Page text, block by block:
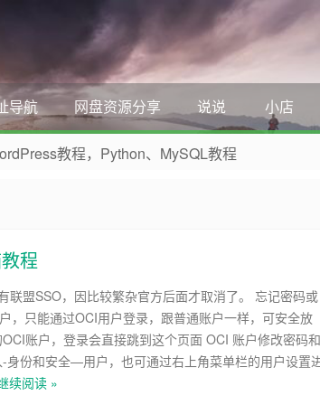
导航 网盘资源分享 说说 小店
教程，Python、MySQL教程
程
联盟SSO，因比较繁杂官方后面才取消了。 忘记密码或
，只能通过OCI用户登录，跟普通账户一样，可安全放
账户，登录会直接跳到这个页面 OCI 账户修改密码和
身份和安全—用户，也可通过右上角菜单栏的用户设置
续阅读 »